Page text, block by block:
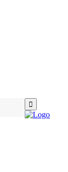
Search
for: